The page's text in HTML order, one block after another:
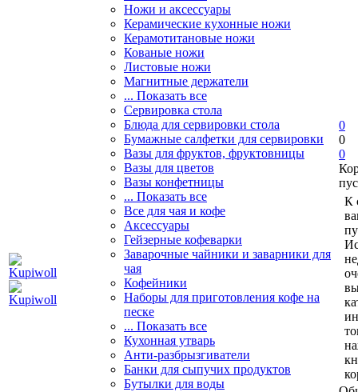
Ножи и аксессуары
Керамические кухонные ножи
Керамотитановые ножи
Кованые ножи
Листовые ножи
Магнитные держатели
... Показать все
Сервировка стола
Блюда для сервировки стола
Бумажные салфетки для сервировки
Вазы для фруктов, фруктовницы
Вазы для цветов
Вазы конфетницы
... Показать все
Все для чая и кофе
Аксессуары
Гейзерные кофеварки
Заварочные чайники и заварники для
чая
Кофейники
Наборы для приготовления кофе на
песке
... Показать все
Кухонная утварь
Анти-разбрызгиватели
Банки для сыпучих продуктов
Бутылки для воды
0
0
0
К